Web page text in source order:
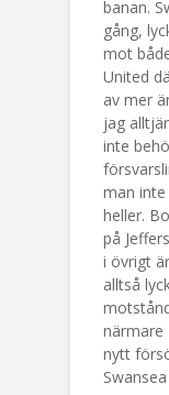
banan.
gång,
mot
United
av mer
jag
inte
man
heller.
på
i övrigt
alltså
närmare
nytt